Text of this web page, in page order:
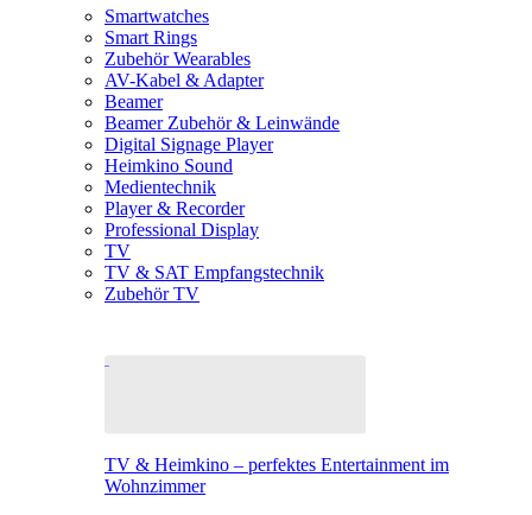
Smartwatches
Smart Rings
Zubehör Wearables
AV-Kabel & Adapter
Beamer
Beamer Zubehör & Leinwände
Digital Signage Player
Heimkino Sound
Medientechnik
Player & Recorder
Professional Display
TV
TV & SAT Empfangstechnik
Zubehör TV
TV & Heimkino – perfektes Entertainment im
Wohnzimmer